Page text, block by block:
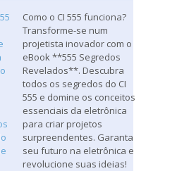
Como o CI 555 funciona?
Transforme-se num
projetista inovador com o
eBook **555 Segredos
Revelados**. Descubra
todos os segredos do CI
555 e domine os conceitos
essenciais da eletrônica
para criar projetos
surpreendentes. Garanta
seu futuro na eletrônica e
revolucione suas ideias!